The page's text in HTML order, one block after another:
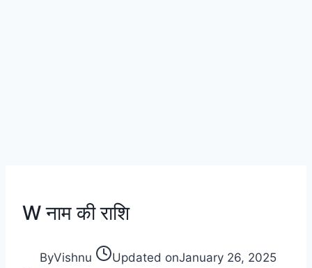
W नाम की राशि
ByVishnu Updated onJanuary 26, 2025